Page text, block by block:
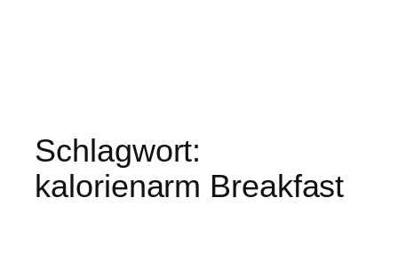
Schlagwort:
kalorienarm Breakfast